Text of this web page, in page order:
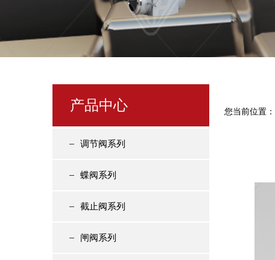
产品中心
调节阀系列
蝶阀系列
截止阀系列
闸阀系列
您当前位置：